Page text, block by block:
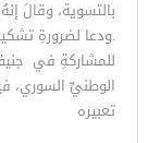
.ودعا لضرورةِ
الوطنيِّ السوري،
تعبيره